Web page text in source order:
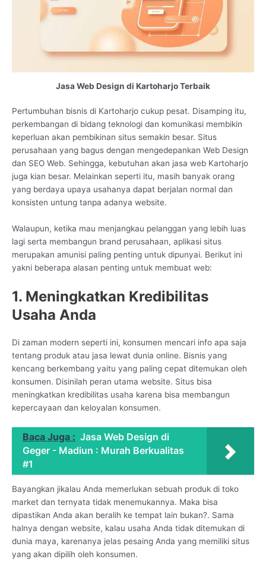
Jasa Web Design di Kartoharjo Terbaik
Pertumbuhan bisnis di Kartoharjo cukup pesat. Disamping itu,
perkembangan di bidang teknologi dan komunikasi membikin
keperluan akan pembikinan situs semakin besar. Situs
perusahaan yang bagus dengan mengedepankan Web Design
dan SEO Web. Sehingga, kebutuhan akan jasa web Kartoharjo
juga kian besar. Melainkan seperti itu, masih banyak orang
yang berdaya upaya usahanya dapat berjalan normal dan
konsisten untung tanpa adanya website.
Walaupun, ketika mau menjangkau pelanggan yang lebih luas
lagi serta membangun brand perusahaan, aplikasi situs
merupakan amunisi paling penting untuk dipunyai. Berikut ini
yakni beberapa alasan penting untuk membuat web:
1. Meningkatkan Kredibilitas
Usaha Anda
Di zaman modern seperti ini, konsumen mencari info apa saja
tentang produk atau jasa lewat dunia online. Bisnis yang
kencang berkembang yaitu yang paling cepat ditemukan oleh
konsumen. Disinilah peran utama website. Situs bisa
meningkatkan kredibilitas usaha karena bisa membangun
kepercayaan dan keloyalan konsumen.
Baca Juga : Jasa Web Design di
Geger - Madiun : Murah Berkualitas
#1
Bayangkan jikalau Anda memerlukan sebuah produk di toko
market dan ternyata tidak menemukannya. Maka bisa
dipastikan Anda akan beralih ke tempat lain bukan?. Sama
halnya dengan website, kalau usaha Anda tidak ditemukan di
dunia maya, karenanya jelas pesaing Anda yang memiliki situs
yang akan dipilih oleh konsumen.